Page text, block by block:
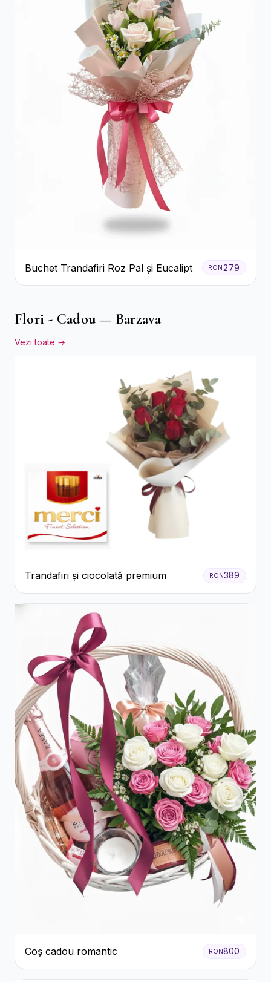
Buchet Trandafiri Roz Pal și Eucalipt RON 279
Flori - Cadou — Barzava
Vezi toate →
Trandafiri și ciocolată premium RON389
Coș cadou romantic RON800